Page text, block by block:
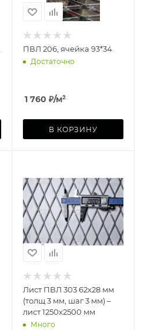
ПВЛ 206, ячейка 93*34
Достаточно
1 760 ₽/м²
В КОРЗИНУ
Лист ПВЛ 303 62х28 мм
(толщ 3 мм, шаг 3 мм) –
лист 1250х2500 мм
Много